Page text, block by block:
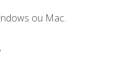
ou Mac.